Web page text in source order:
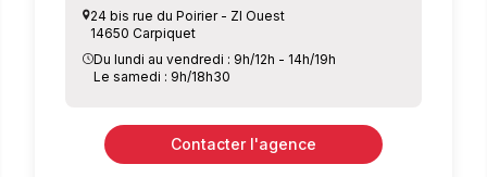
24 bis rue du Poirier - ZI Ouest
14650 Carpiquet
Du lundi au vendredi : 9h/12h - 14h/19h
Le samedi : 9h/18h30
Contacter l'agence